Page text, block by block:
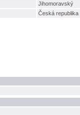
Jihomoravský
Česká republika